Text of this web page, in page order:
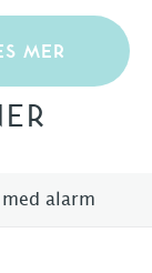
MER
alarm